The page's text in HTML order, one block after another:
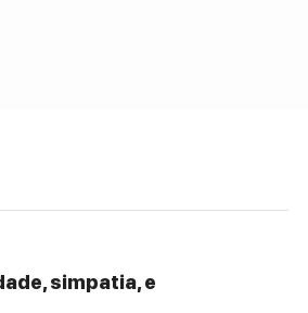
simpatia, e